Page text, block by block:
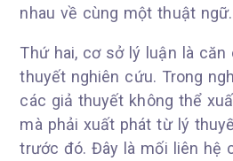
nhau về cùng một thuật ngữ.
Thứ hai, cơ sở lý luận là
thuyết nghiên cứu. Trong
các giả thuyết không thể
mà phải xuất phát từ lý
trước đó. Đây là mối liên hệ